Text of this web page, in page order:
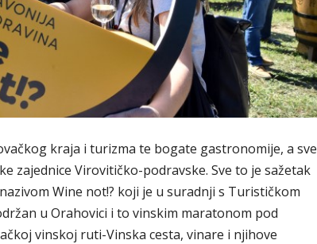
kraja i turizma te bogate gastronomije, a sve
zajednice Virovitičko-podravske. Sve to je sažetak
Wine not!? koji je u suradnji s Turističkom
u Orahovici i to vinskim maratonom pod
vinskoj ruti-Vinska cesta, vinare i njihove